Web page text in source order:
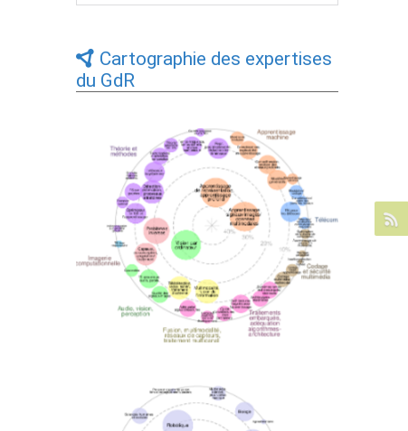
Cartographie des expertises
du GdR
Expertises du GdR - cartographie par Axes
- 19/09/2025